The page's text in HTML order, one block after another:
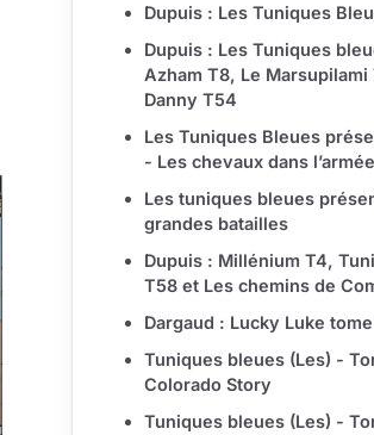
Dupuis : Les Tuniques
Dupuis : Les Tuniques
Azham T8, Le Marsupilami
Danny T54
Les Tuniques Bleues
- Les chevaux dans l’armée
Les tuniques bleues
grandes batailles
Dupuis : Millénium T4,
T58 et Les chemins de
Dargaud : Lucky Luke
Tuniques bleues (Les) -
Colorado Story
Tuniques bleues (Les) -